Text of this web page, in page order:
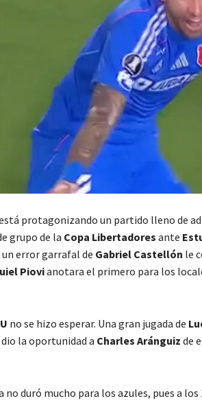
protagonizando un partido lleno de
grupo de la Copa Libertadores ante
error garrafal de Gabriel Castellón le
Piovianotara el primero para los
no se hizo esperar. Una gran jugada de
la oportunidad a Charles Aránguiz de
duró mucho para los azules, pues a los